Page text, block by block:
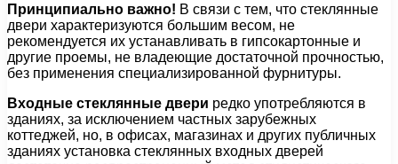
Принципиально важно! В связи с тем, что стеклянные
двери характеризуются большим весом, не
рекомендуется их устанавливать в гипсокартонные и
другие проемы, не владеющие достаточной прочностью,
без применения специализированной фурнитуры.
Входные стеклянные двери редко употребляются в
зданиях, за исключением частных зарубежных
коттеджей, но, в офисах, магазинах и других публичных
зданиях установка стеклянных входных дверей